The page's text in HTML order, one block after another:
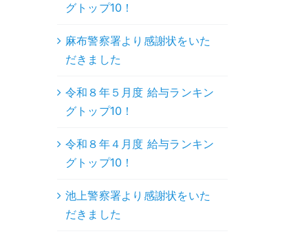
グトップ10！
麻布警察署より感謝状をいた
だきました
令和８年５月度 給与ランキン
グトップ10！
令和８年４月度 給与ランキン
グトップ10！
池上警察署より感謝状をいた
だきました